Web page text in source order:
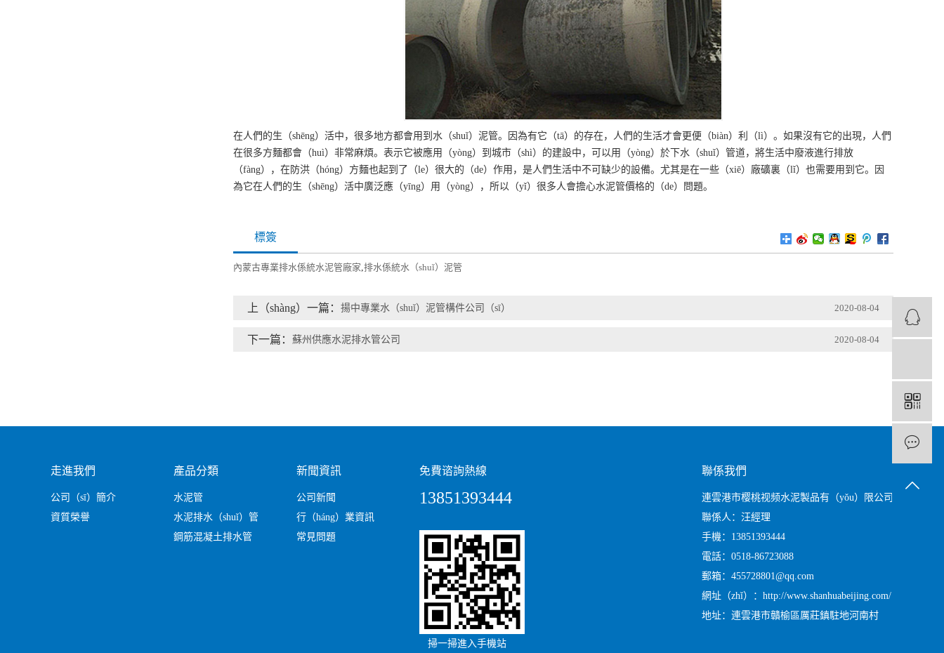
在人們的生（shēng）活中，很多地方都會用到水（shuǐ）泥管。因為有它（tā）的存在，人們的生活才會更便（biàn）利（lì）。如果沒有它的出現，人們
在很多方麵都會（huì）非常麻煩。表示它被應用（yòng）到城市（shì）的建設中，可以用（yòng）於下水（shuǐ）管道，將生活中廢液進行排放
（fàng），在防洪（hóng）方麵也起到了（le）很大的（de）作用，是人們生活中不可缺少的設備。尤其是在一些（xiē）廠礦裏（lǐ）也需要用到它。因
為它在人們的生（shēng）活中廣泛應（yīng）用（yòng），所以（yǐ）很多人會擔心水泥管價格的（de）問題。
標簽
內蒙古專業排水係統水泥管廠家 排水係統水（shuǐ）泥管
上（shàng）一篇： 揚中專業水（shuǐ）泥管構件公司（sī） 2020-08-04
下一篇： 蘇州供應水泥排水管公司 2020-08-04
走進我們
公司（sī）簡介
資質榮譽
產品分類
水泥管
水泥排水（shuǐ）管
鋼筋混凝土排水管
新聞資訊
公司新聞
行（háng）業資訊
常見問題
免費谘詢熱線
13851393444
掃一掃進入手機站
聯係我們
連雲港市樱桃视频水泥製品有（yǒu）限公司
聯係人：汪經理
手機：13851393444
電話：0518-86723088
郵箱：455728801@qq.com
網址（zhǐ）：http://www.shanhuabeijing.com/
地址：連雲港市贛榆區厲莊鎮駐地河南村